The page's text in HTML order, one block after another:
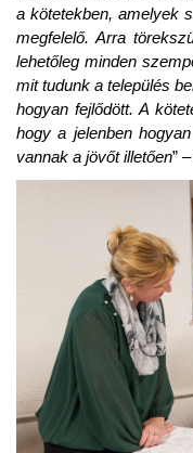
a kötetekben, amelyek
megfelelő. Arra
lehetőleg minden
mit tudunk a település
hogyan fejlődött. A
hogy a jelenben
vannak a jövőt illetően”